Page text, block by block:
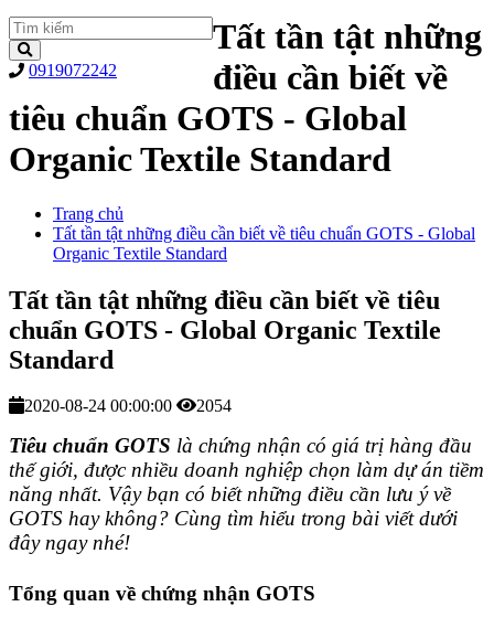
0919072242
Tất tần tật những
điều cần biết về
tiêu chuẩn GOTS - Global
Organic Textile Standard
Trang chủ
Tất tần tật những điều cần biết về tiêu chuẩn GOTS - Global
Organic Textile Standard
Tất tần tật những điều cần biết về tiêu
chuẩn GOTS - Global Organic Textile
Standard
2020-08-24 00:00:00 2054
Tiêu chuẩn GOTS là chứng nhận có giá trị hàng đầu
thế giới, được nhiều doanh nghiệp chọn làm dự án tiềm
năng nhất. Vậy bạn có biết những điều cần lưu ý về
GOTS hay không? Cùng tìm hiểu trong bài viết dưới
đây ngay nhé!
Tổng quan về chứng nhận GOTS